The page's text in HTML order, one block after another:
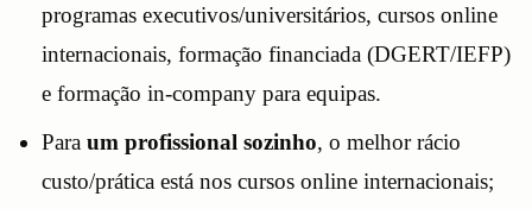
programas executivos/universitários, cursos online
internacionais, formação financiada (DGERT/IEFP)
e formação in-company para equipas.
Para um profissional sozinho, o melhor rácio
custo/prática está nos cursos online internacionais;